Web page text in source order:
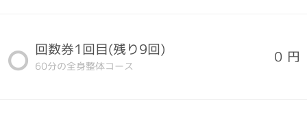
回数券1回目(残り9回)
60分の全身整体コース
0 円